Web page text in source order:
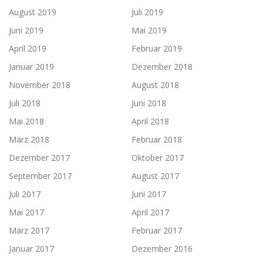
August 2019
Juli 2019
Juni 2019
Mai 2019
April 2019
Februar 2019
Januar 2019
Dezember 2018
November 2018
August 2018
Juli 2018
Juni 2018
Mai 2018
April 2018
März 2018
Februar 2018
Dezember 2017
Oktober 2017
September 2017
August 2017
Juli 2017
Juni 2017
Mai 2017
April 2017
März 2017
Februar 2017
Januar 2017
Dezember 2016